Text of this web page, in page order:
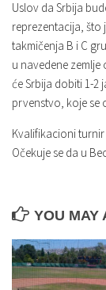
Kontakt
Uslov da Srbija
reprezentacija, što
takmičenja B i C
u navedene
će Srbija dobiti 1-2
prvenstvo, koje se
Kvalifikacioni
Očekuje se da u
YOU MAY